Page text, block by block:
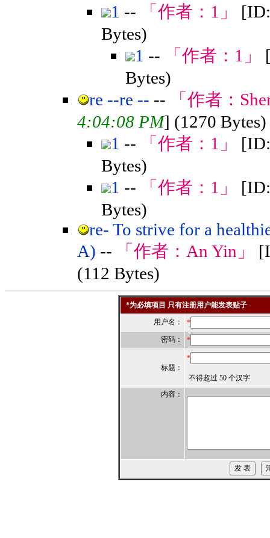
1 -- 「作者： 1 」
Bytes)
1 -- 「作者： 1 」
Bytes)
re --re -- -- 「作者：
4:04:08 PM] (1270 Bytes)
1 -- 「作者： 1 」
Bytes)
1 -- 「作者： 1 」
Bytes)
re- To strive for a
A) -- 「作者： An Yin 」
(112 Bytes)
*为必填项目 只有注册用户能发表贴子
用户名：
*
密码：
*
标题：
*
不得超过 50 个汉字
内容：